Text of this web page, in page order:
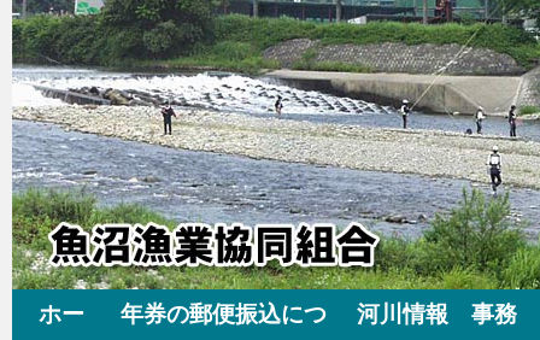
ホー
年券の郵便振込につ
河川情報 事務